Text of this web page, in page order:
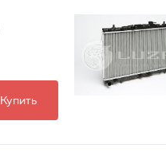
Купить